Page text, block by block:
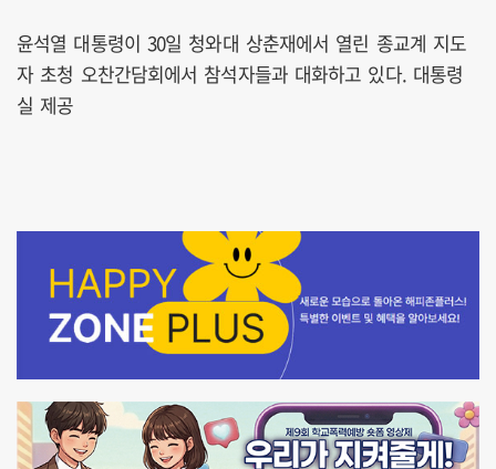
윤석열 대통령이 30일 청와대 상춘재에서 열린 종교계 지도
자 초청 오찬간담회에서 참석자들과 대화하고 있다. 대통령
실 제공